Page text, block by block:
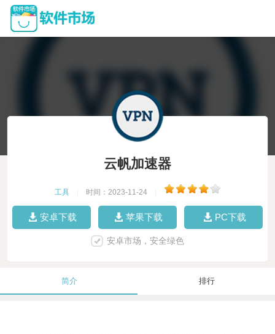
云帆加速器
工具 时间：2023-11-24
安卓下载 苹果下载 PC下载
安卓市场，安全绿色
简介 排行